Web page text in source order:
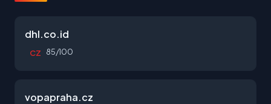
dhl.co.id
CZ 85/100
vopapraha.cz